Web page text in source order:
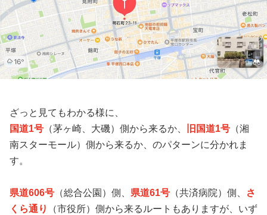
ざっと見てもわかる様に、
国道1号 （茅ヶ崎、大磯）側から来るか、 旧国道1号 （湘
南スターモール）側から来るか、のパターンに分かれま
す。
県道606号 （総合公園）側、 県道61号 （共済病院）側、
さ
くら通り
（市役所）側から来るルートもありますが、いず